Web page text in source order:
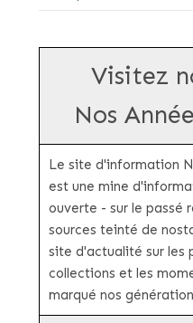
Visitez
Nos
Le site d'information
est une mine
ouverte - sur le passé
sources teinté de
site d'actualité sur les
collections et les
marqué nos